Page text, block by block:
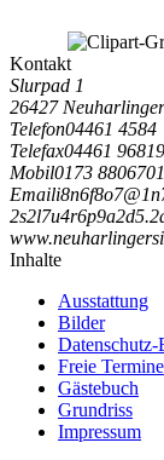
Kontakt
Slurpad 1
26427
Telefon04461 4584
Telefax04461
Mobil0173 8806701
Emaili8n6f8o7@1n
2s2l7u4r6p9a2d5.2
Inhalte
Ausstattung
Bilder
Freie Termine
Gästebuch
Grundriss
Impressum